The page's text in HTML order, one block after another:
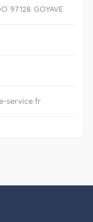
97128 GOYAVE
service.fr